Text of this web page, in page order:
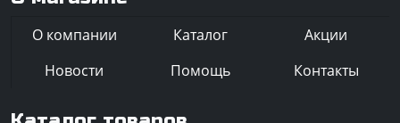
О компании Каталог
Акции
Новости
Помощь Контакты